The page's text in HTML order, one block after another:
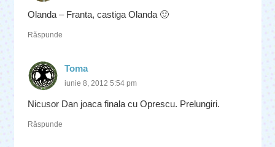
Olanda – Franta, castiga Olanda 🙂
Răspunde
Toma
iunie 8, 2012 5:54 pm
Nicusor Dan joaca finala cu Oprescu. Prelungiri.
Răspunde